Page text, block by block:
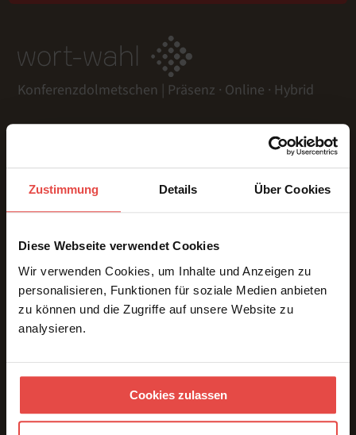
Zustimmung Details Über Cookies
Diese Webseite verwendet Cookies
Wir verwenden Cookies, um Inhalte und Anzeigen zu
personalisieren, Funktionen für soziale Medien anbieten
zu können und die Zugriffe auf unsere Website zu
analysieren.
Cookies zulassen
Konferenzdolmetschen | Präsenz · Online · Hybrid
LEISTUNGEN
Präsenz
Hybrid
Dolmetschtechnik
Übersetzungen
Voice Over
ÜBER UNS & REFERENZEN
Referenzen
Kundenstimmen